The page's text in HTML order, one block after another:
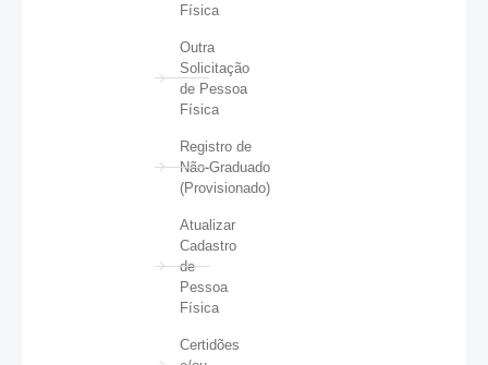
Física
Outra
Solicitação
de Pessoa
Física
Registro de
Não-Graduado
(Provisionado)
Atualizar
Cadastro
de
Pessoa
Física
Certidões